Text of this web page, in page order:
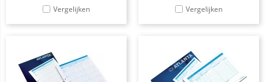
Vergelijken Vergelijken